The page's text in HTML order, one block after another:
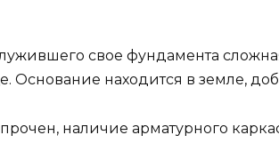
свое фундамента
Основание находится в земле,
наличие арматурного